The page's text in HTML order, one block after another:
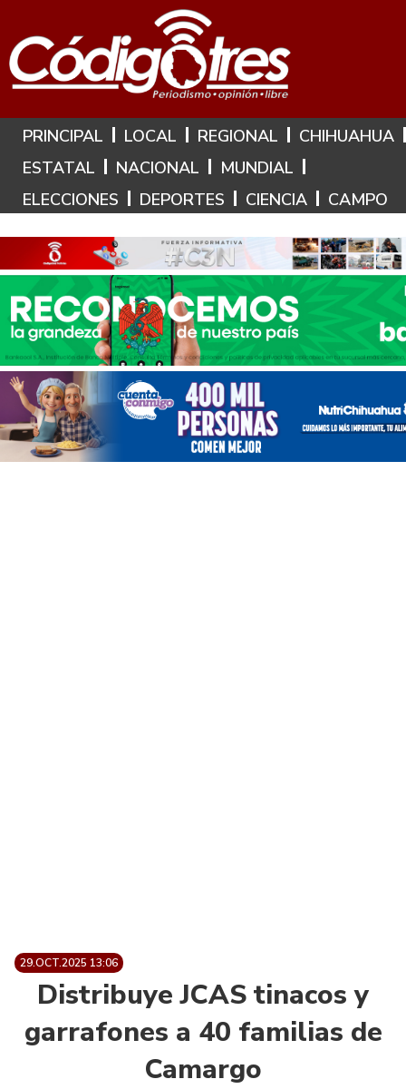
Hoy es: 10 de Agosto de 2026
PRINCIPAL LOCAL REGIONAL
CHIHUAHUA
ESTATAL
NACIONAL
MUNDIAL
ELECCIONES
DEPORTES CIENCIA CAMPO
29.OCT.2025 13:06
Distribuye JCAS tinacos y
garrafones a 40 familias de
Camargo